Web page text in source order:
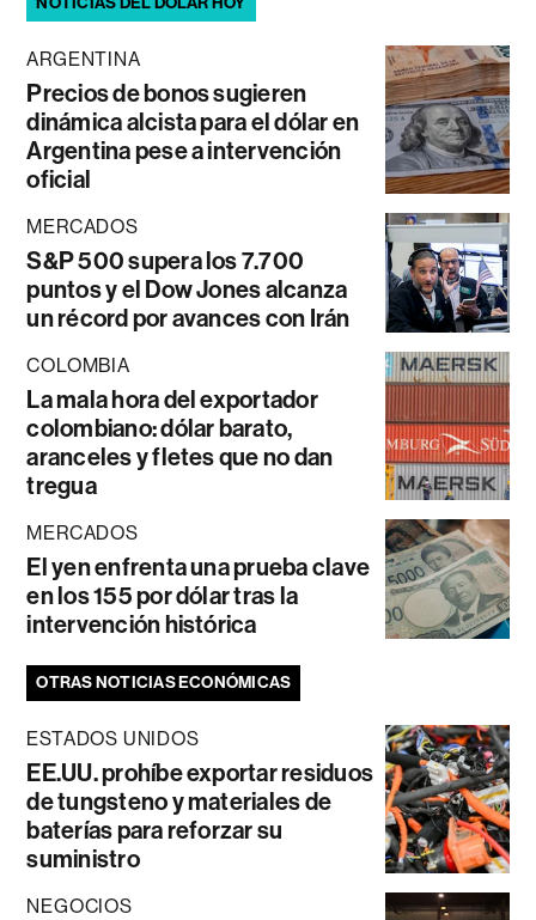
ARGENTINA
Precios de bonos sugieren
dinámica alcista para el dólar en
Argentina pese a intervención
oficial
MERCADOS
S&P 500 supera los 7.700
puntos y el Dow Jones alcanza
un récord por avances con Irán
COLOMBIA
La mala hora del exportador
colombiano: dólar barato,
aranceles y fletes que no dan
tregua
MERCADOS
El yen enfrenta una prueba clave
en los 155 por dólar tras la
intervención histórica
OTRAS NOTICIAS ECONÓMICAS
ESTADOS UNIDOS
EE.UU. prohíbe exportar residuos
de tungsteno y materiales de
baterías para reforzar su
suministro
NEGOCIOS